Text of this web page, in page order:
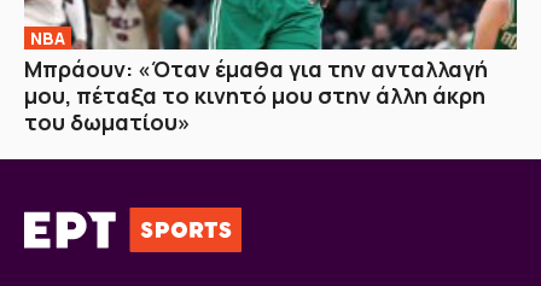
NBA
Μπράουν: «Όταν έμαθα για την ανταλλαγή
μου, πέταξα το κινητό μου στην άλλη άκρη
του δωματίου»